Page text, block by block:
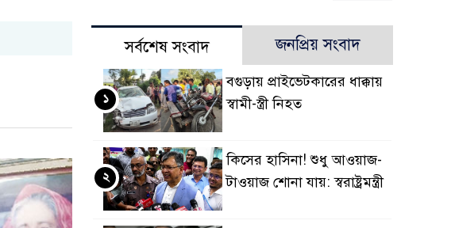
সর্বশেষ সংবাদ জনপ্রিয় সংবাদ
বগুড়ায় প্রাইভেটকারের ধাক্কায়
স্বামী-স্ত্রী নিহত
১
কিসের হাসিনা! শুধু আওয়াজ-
টাওয়াজ শোনা যায়: স্বরাষ্ট্রমন্ত্রী
২